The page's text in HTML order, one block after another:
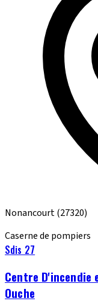
Nonancourt(27320)
Caserne de pompiers
Sdis 27
Centre D'incendie
Ouche